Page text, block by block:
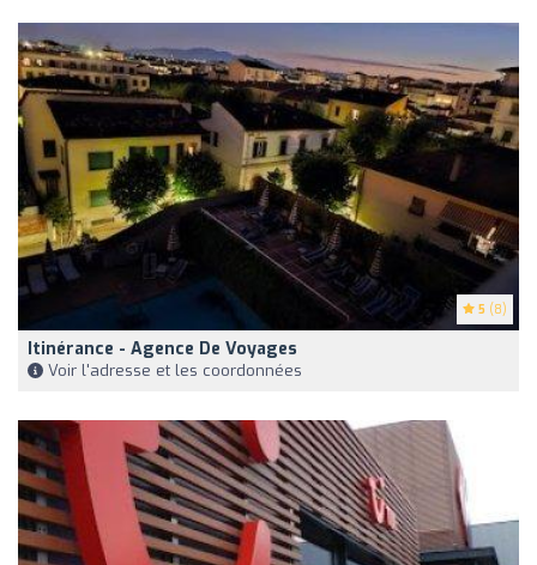
5 (8)
Itinérance - Agence De Voyages
Voir l'adresse et les coordonnées